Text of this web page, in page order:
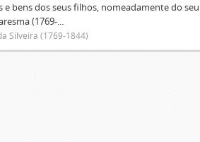
bens dos seus filhos, nomeadamente do
(1769-...
Silveira (1769-1844)